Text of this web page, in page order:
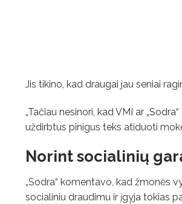
Jis tikino, kad draugai jau seniai
„Tačiau nesinori, kad VMI ar
uždirbtus pinigus teks atiduoti
Norint socialinių
„Sodra“ komentavo, kad žmonės
socialiniu draudimu ir įgyja tokias